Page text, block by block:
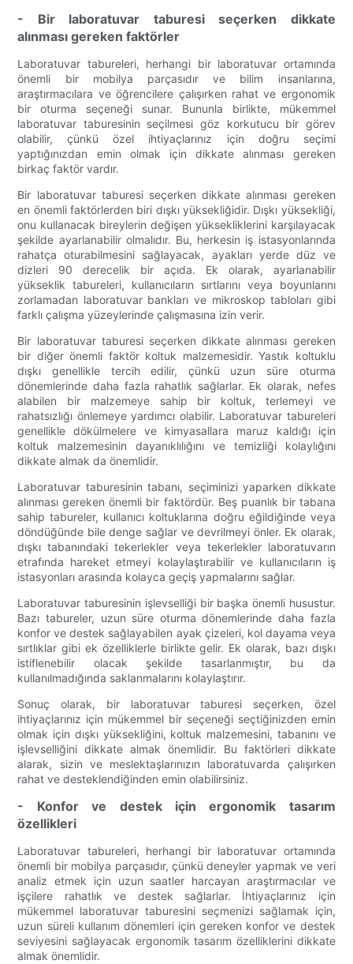
- Bir laboratuvar taburesi seçerken dikkate
alınması gereken faktörler
Laboratuvar tabureleri, herhangi bir laboratuvar ortamında
önemli bir mobilya parçasıdır ve bilim insanlarına,
araştırmacılara ve öğrencilere çalışırken rahat ve ergonomik
bir oturma seçeneği sunar. Bununla birlikte, mükemmel
laboratuvar taburesinin seçilmesi göz korkutucu bir görev
olabilir, çünkü özel ihtiyaçlarınız için doğru seçimi
yaptığınızdan emin olmak için dikkate alınması gereken
birkaç faktör vardır.
Bir laboratuvar taburesi seçerken dikkate alınması gereken
en önemli faktörlerden biri dışkı yüksekliğidir. Dışkı yüksekliği,
onu kullanacak bireylerin değişen yüksekliklerini karşılayacak
şekilde ayarlanabilir olmalıdır. Bu, herkesin iş istasyonlarında
rahatça oturabilmesini sağlayacak, ayakları yerde düz ve
dizleri 90 derecelik bir açıda. Ek olarak, ayarlanabilir
yükseklik tabureleri, kullanıcıların sırtlarını veya boyunlarını
zorlamadan laboratuvar bankları ve mikroskop tabloları gibi
farklı çalışma yüzeylerinde çalışmasına izin verir.
Bir laboratuvar taburesi seçerken dikkate alınması gereken
bir diğer önemli faktör koltuk malzemesidir. Yastık koltuklu
dışkı genellikle tercih edilir, çünkü uzun süre oturma
dönemlerinde daha fazla rahatlık sağlarlar. Ek olarak, nefes
alabilen bir malzemeye sahip bir koltuk, terlemeyi ve
rahatsızlığı önlemeye yardımcı olabilir. Laboratuvar tabureleri
genellikle dökülmelere ve kimyasallara maruz kaldığı için
koltuk malzemesinin dayanıklılığını ve temizliği kolaylığını
dikkate almak da önemlidir.
Laboratuvar taburesinin tabanı, seçiminizi yaparken dikkate
alınması gereken önemli bir faktördür. Beş puanlık bir tabana
sahip tabureler, kullanıcı koltuklarına doğru eğildiğinde veya
döndüğünde bile denge sağlar ve devrilmeyi önler. Ek olarak,
dışkı tabanındaki tekerlekler veya tekerlekler laboratuvarın
etrafında hareket etmeyi kolaylaştırabilir ve kullanıcıların iş
istasyonları arasında kolayca geçiş yapmalarını sağlar.
Laboratuvar taburesinin işlevselliği bir başka önemli husustur.
Bazı tabureler, uzun süre oturma dönemlerinde daha fazla
konfor ve destek sağlayabilen ayak çizeleri, kol dayama veya
sırtlıklar gibi ek özelliklerle birlikte gelir. Ek olarak, bazı dışkı
istiflenebilir olacak şekilde tasarlanmıştır, bu da
kullanılmadığında saklanmalarını kolaylaştırır.
Sonuç olarak, bir laboratuvar taburesi seçerken, özel
ihtiyaçlarınız için mükemmel bir seçeneği seçtiğinizden emin
olmak için dışkı yüksekliğini, koltuk malzemesini, tabanını ve
işlevselliğini dikkate almak önemlidir. Bu faktörleri dikkate
alarak, sizin ve meslektaşlarınızın laboratuvarda çalışırken
rahat ve desteklendiğinden emin olabilirsiniz.
- Konfor ve destek için ergonomik tasarım
özellikleri
Laboratuvar tabureleri, herhangi bir laboratuvar ortamında
önemli bir mobilya parçasıdır, çünkü deneyler yapmak ve veri
analiz etmek için uzun saatler harcayan araştırmacılar ve
işçilere rahatlık ve destek sağlarlar. İhtiyaçlarınız için
mükemmel laboratuvar taburesini seçmenizi sağlamak için,
uzun süreli kullanım dönemleri için gereken konfor ve destek
seviyesini sağlayacak ergonomik tasarım özelliklerini dikkate
almak önemlidir.